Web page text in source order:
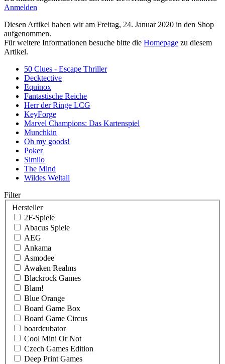
Anmelden
Diesen Artikel haben wir am Freitag, 24. Januar 2020 in den Shop
aufgenommen.
Für weitere Informationen besuche bitte die Homepage zu diesem
Artikel.
50 Clues - Escape Thriller
Decktective
Equinox
Fantastische Reiche
Herr der Ringe LCG
KeyForge
Marvel Champions: Das Kartenspiel
Munchkin
Oh my goods!
Poker
Similo
The Mind
Wildes Weltall
Filter
Hersteller
2F-Spiele
Abacus Spiele
AEG
Ankama
Asmodee
Awaken Realms
Blackrock Games
Blam!
Blue Orange
Board Game Box
Board Game Circus
boardcubator
Cool Mini Or Not
Czech Games Edition
Deep Print Games